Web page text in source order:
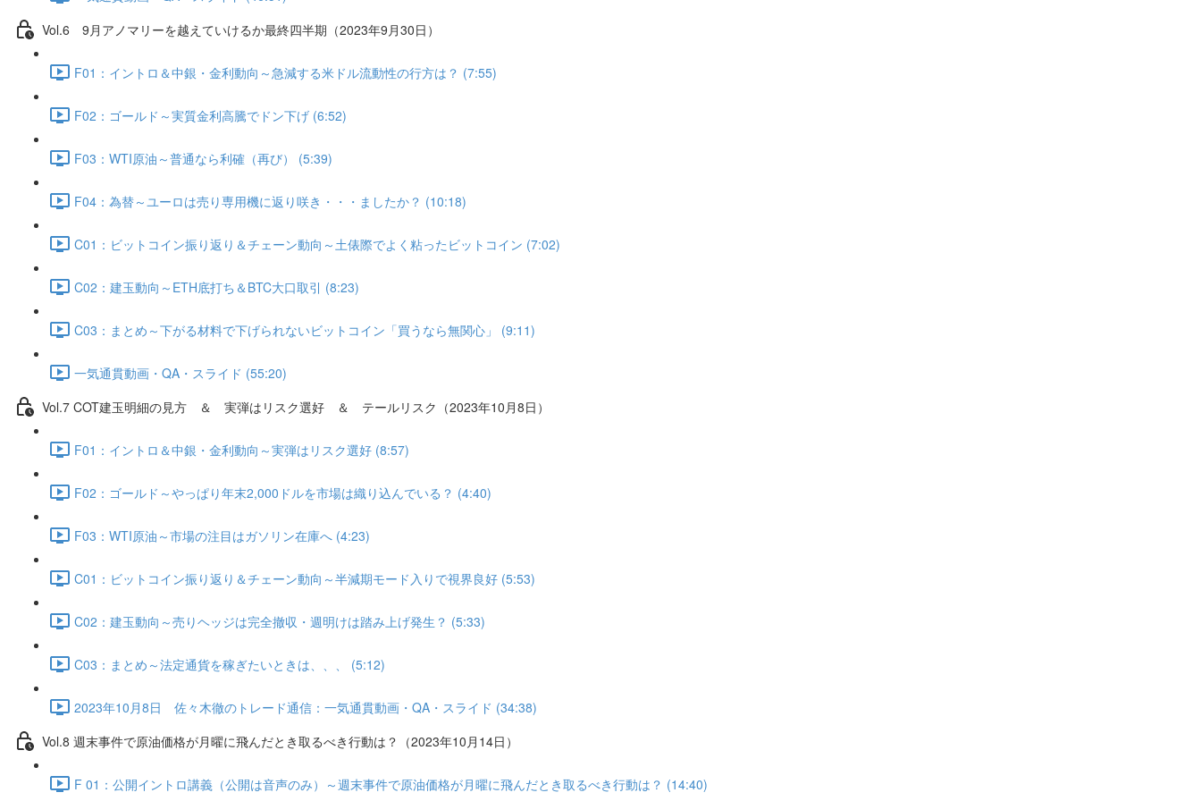
Vol.6 9⽉アノマリーを越えていけるか最終四半期（2023年9月30日）
F01：イントロ＆中銀・金利動向～急減する米ドル流動性の行方は？ (7:55)
F02：ゴールド～実質金利高騰でドン下げ (6:52)
F03：WTI原油～普通なら利確（再び） (5:39)
F04：為替～ユーロは売り専用機に返り咲き・・・ましたか？ (10:18)
C01：ビットコイン振り返り＆チェーン動向～土俵際でよく粘ったビットコイン (7:02)
C02：建玉動向～ETH底打ち＆BTC大口取引 (8:23)
C03：まとめ～下がる材料で下げられないビットコイン「買うなら無関心」 (9:11)
一気通貫動画・QA・スライド (55:20)
Vol.7 COT建⽟明細の⾒⽅ ＆ 実弾はリスク選好 ＆ テールリスク（2023年10月8日）
F01：イントロ＆中銀・金利動向～実弾はリスク選好 (8:57)
F02：ゴールド～やっぱり年末2,000ドルを市場は織り込んでいる？ (4:40)
F03：WTI原油～市場の注目はガソリン在庫へ (4:23)
C01：ビットコイン振り返り＆チェーン動向～半減期モード入りで視界良好 (5:53)
C02：建玉動向～売りヘッジは完全撤収・週明けは踏み上げ発生？ (5:33)
C03：まとめ～法定通貨を稼ぎたいときは、、、 (5:12)
2023年10月8日 佐々木徹のトレード通信：一気通貫動画・QA・スライド (34:38)
Vol.8 週末事件で原油価格が月曜に飛んだとき取るべき行動は？（2023年10月14日）
F 01：公開イントロ講義（公開は音声のみ）～週末事件で原油価格が月曜に飛んだとき取るべき行動は？ (14:40)